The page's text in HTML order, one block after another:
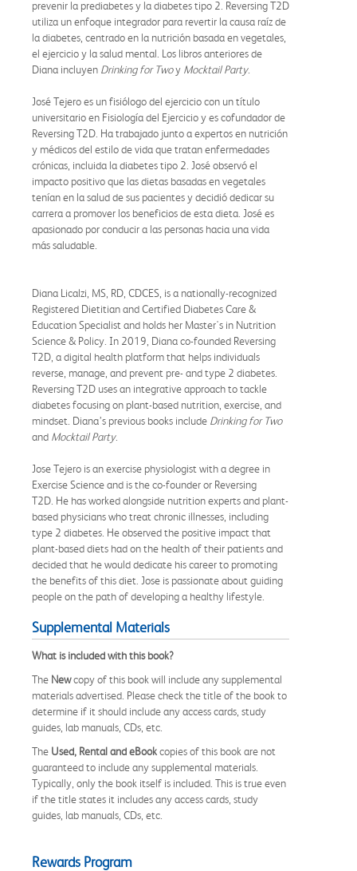
prevenir la prediabetes y la diabetes tipo 2. Reversing T2D
utiliza un enfoque integrador para revertir la causa raíz de
la diabetes, centrado en la nutrición basada en vegetales,
el ejercicio y la salud mental. Los libros anteriores de
Diana incluyen Drinking for Twoy Mocktail Party.
José Tejero es un fisiólogo del ejercicio con un título
universitario en Fisiología del Ejercicio y es cofundador de
Reversing T2D. Ha trabajado junto a expertos en nutrición
y médicos del estilo de vida que tratan enfermedades
crónicas, incluida la diabetes tipo 2. José observó el
impacto positivo que las dietas basadas en vegetales
tenían en la salud de sus pacientes y decidió dedicar su
carrera a promover los beneficios de esta dieta. José es
apasionado por conducir a las personas hacia una vida
más saludable.
Diana Licalzi, MS, RD, CDCES, is a nationally-recognized
Registered Dietitian and Certified Diabetes Care &
Education Specialist and holds her Master's in Nutrition
Science & Policy. In 2019, Diana co-founded Reversing
T2D, a digital health platform that helps individuals
reverse, manage, and prevent pre- and type 2 diabetes.
Reversing T2D uses an integrative approach to tackle
diabetes focusing on plant-based nutrition, exercise, and
mindset. Diana’s previous books include Drinking for Two
and Mocktail Party.
Jose Tejero is an exercise physiologist with a degree in
Exercise Science and is the co-founder or Reversing
T2D. He has worked alongside nutrition experts and plant-
based physicians who treat chronic illnesses, including
type 2 diabetes. He observed the positive impact that
plant-based diets had on the health of their patients and
decided that he would dedicate his career to promoting
the benefits of this diet. Jose is passionate about guiding
people on the path of developing a healthy lifestyle.
Supplemental Materials
What is included with this book?
The Newcopy of this book will include any supplemental
materials advertised. Please check the title of the book to
determine if it should include any access cards, study
guides, lab manuals, CDs, etc.
The Used, Rental and eBookcopies of this book are not
guaranteed to include any supplemental materials.
Typically, only the book itself is included. This is true even
if the title states it includes any access cards, study
guides, lab manuals, CDs, etc.
Rewards Program